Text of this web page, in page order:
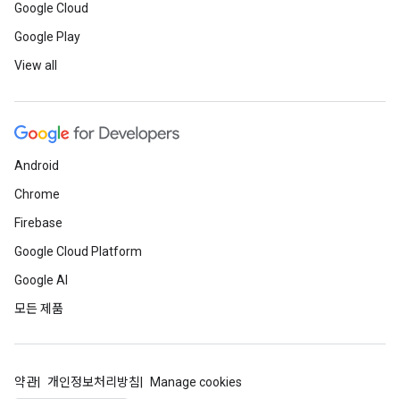
Google Cloud
Google Play
View all
Android
Chrome
Firebase
Google Cloud Platform
Google AI
모든 제품
약관 개인정보처리방침 Manage cookies